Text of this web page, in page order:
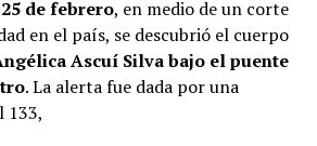
han recibido respuesta clara sobre
recursos. “Preocupa esta situación,
que vienen trabajándose desde
están en riesgo por la falta de
de febrero, en medio de un corte
en el país, se descubrió el cuerpo
Ascuí Silvabajo el puente
. La alerta fue dada por una
133,